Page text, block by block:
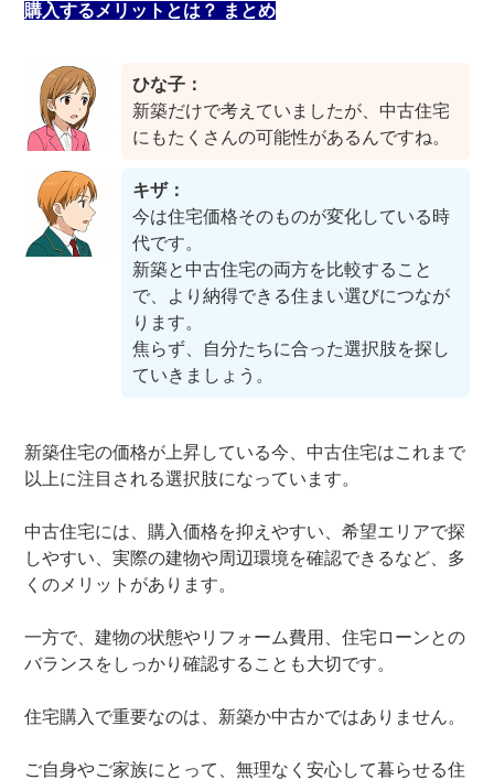
購入するメリットとは？ まとめ
ひな子：
新築だけで考えていましたが、中古住宅
にもたくさんの可能性があるんですね。
キザ：
今は住宅価格そのものが変化している時
代です。
新築と中古住宅の両方を比較すること
で、より納得できる住まい選びにつなが
ります。
焦らず、自分たちに合った選択肢を探し
ていきましょう。
新築住宅の価格が上昇している今、中古住宅はこれまで
以上に注目される選択肢になっています。
中古住宅には、購入価格を抑えやすい、希望エリアで探
しやすい、実際の建物や周辺環境を確認できるなど、多
くのメリットがあります。
一方で、建物の状態やリフォーム費用、住宅ローンとの
バランスをしっかり確認することも大切です。
住宅購入で重要なのは、新築か中古かではありません。
ご自身やご家族にとって、無理なく安心して暮らせる住